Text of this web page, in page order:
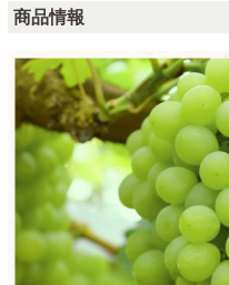
商品情報